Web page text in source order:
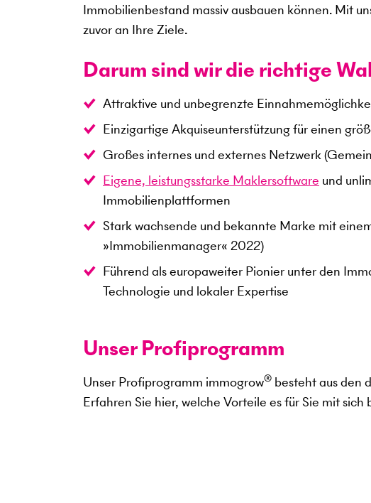
Immobilienbestand massiv ausbauen können. Mit
zuvor an Ihre Ziele.
Darum sind wir die richtige
Attraktive und unbegrenzte
Einzigartige Akquiseunterstützung für einen
Großes internes und externes Netzwerk
Eigene, leistungsstarke Maklersoftware und
Immobilienplattformen
Stark wachsende und bekannte Marke mit
»Immobilienmanager« 2022)
Führend als europaweiter Pionier unter den
Technologie und lokaler Expertise
Unser Profiprogramm
Unser Profiprogramm immogrow® besteht aus den
Erfahren Sie hier, welche Vorteile es für Sie mit sich